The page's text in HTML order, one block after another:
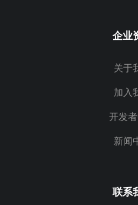
企业
关于
加入
开发
新闻
联系